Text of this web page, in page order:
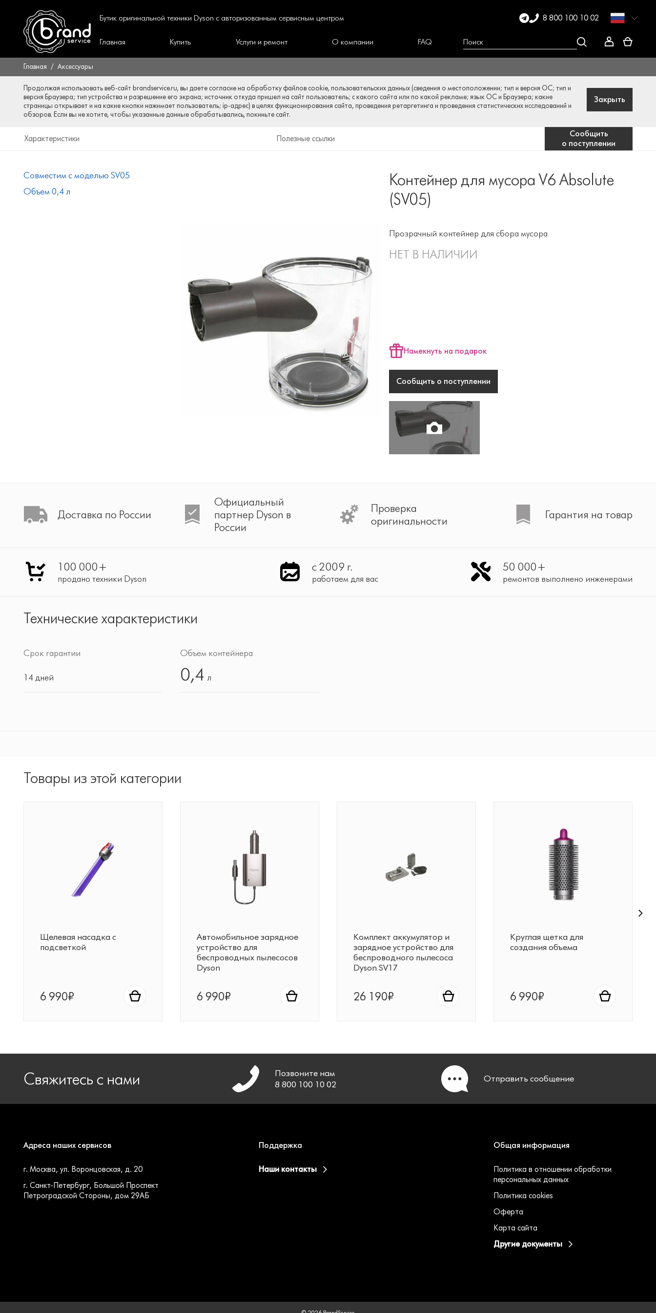
Бутик оригинальной техники Dyson с авторизованным сервисным центром 8 800 100 10 02
Главная Купить Услуги и ремонт О компании FAQ
Главная Аксессуары
Продолжая использовать веб-сайт brandservice.ru, вы даете согласие на обработку файлов cookie, пользовательских данных (сведения о местоположении; тип и версия ОС; тип и
версия Браузера; тип устройства и разрешение его экрана; источник откуда пришел на сайт пользователь; с какого сайта или по какой рекламе; язык ОС и Браузера; какие
страницы открывает и на какие кнопки нажимает пользователь; ip-адрес) в целях функционирования сайта, проведения ретаргетинга и проведения статистических исследований и
обзоров. Если вы не хотите, чтобы указанные данные обрабатывались, покиньте сайт.
Закрыть
Характеристики Полезные ссылки
Сообщить
о поступлении
Совместим с моделью SV05
Объем 0,4 л
Контейнер для мусора V6 Absolute
(SV05)
Прозрачный контейнер для сбора мусора
НЕТ В НАЛИЧИИ
Намекнуть на подарок
Сообщить о поступлении
Доставка по России
Официальный
партнер Dyson в
России
Проверка
оригинальности
Гарантия на товар
100 000+
продано техники Dyson
с 2009 г.
работаем для вас
50 000+
ремонтов выполнено инженерами
Технические характеристики
Срок гарантии
14 дней
Объем контейнера
0,4 л
Товары из этой категории
Щелевая насадка с
подсветкой
6 990₽
Автомобильное зарядное
устройство для
беспроводных пылесосов
Dyson
6 990₽
Комплект аккумулятор и
зарядное устройство для
беспроводного пылесоса
Dyson SV17
26 190₽
Круглая щетка для
создания объема
6 990₽
Свяжитесь с нами
Позвоните нам
8 800 100 10 02
Отправить сообщение
Адреса наших сервисов
г. Москва, ул. Воронцовская, д. 20
г. Санкт-Петербург, Большой Проспект
Петроградской Стороны, дом 29АБ
Поддержка
Наши контакты
Общая информация
Политика в отношении обработки
персональных данных
Политика cookies
Оферта
Карта сайта
Другие документы